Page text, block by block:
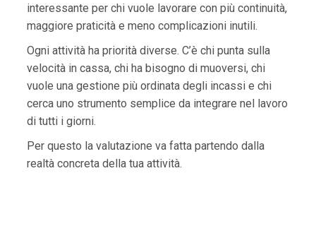
interessante per chi vuole lavorare con più continuità,
maggiore praticità e meno complicazioni inutili.
Ogni attività ha priorità diverse. C’è chi punta sulla
velocità in cassa, chi ha bisogno di muoversi, chi
vuole una gestione più ordinata degli incassi e chi
cerca uno strumento semplice da integrare nel lavoro
di tutti i giorni.
Per questo la valutazione va fatta partendo dalla
realtà concreta della tua attività.